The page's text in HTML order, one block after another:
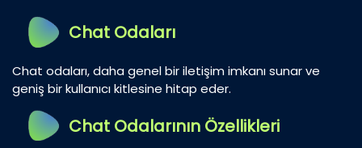
Chat Odaları
Chat odaları, daha genel bir iletişim imkanı sunar ve
geniş bir kullanıcı kitlesine hitap eder.
Chat Odalarının Özellikleri